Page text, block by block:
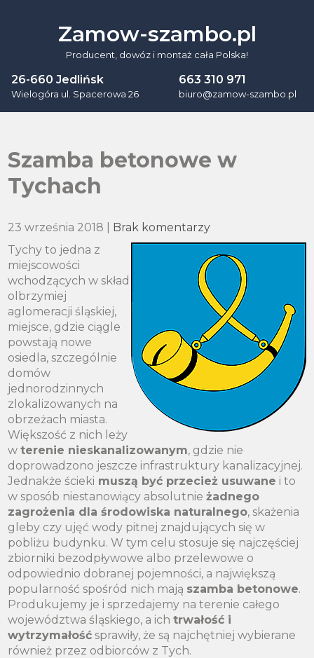
Zamow-szambo.pl
Producent, dowóz i montaż cała Polska!
26-660 Jedlińsk
Wielogóra ul. Spacerowa 26
663 310 971
biuro@zamow-szambo.pl
Szamba betonowe w
Tychach
23 września 2018
Brak komentarzy
Tychy to jedna z
miejscowości
wchodzących w skład
olbrzymiej
aglomeracji śląskiej,
miejsce, gdzie ciągle
powstają nowe
osiedla, szczególnie
domów
jednorodzinnych
zlokalizowanych na
obrzeżach miasta.
Większość z nich leży
wterenie nieskanalizowanym, gdzie nie
doprowadzono jeszcze infrastruktury kanalizacyjnej.
Jednakże ścieki muszą być przecież usuwane i to
w sposób niestanowiący absolutnieżadnego
zagrożenia dla środowiska naturalnego, skażenia
gleby czy ujęć wody pitnej znajdujących się w
pobliżu budynku. W tym celu stosuje się najczęściej
zbiorniki bezodpływowe albo przelewowe o
odpowiednio dobranej pojemności, a największą
popularność spośród nich mają szamba betonowe.
Produkujemy je i sprzedajemy na terenie całego
województwa śląskiego, a ichtrwałość i
wytrzymałość sprawiły, że są najchętniej wybierane
również przez odbiorców z Tych.